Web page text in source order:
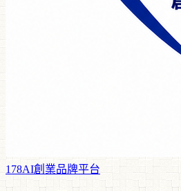
178AI創業品牌平台